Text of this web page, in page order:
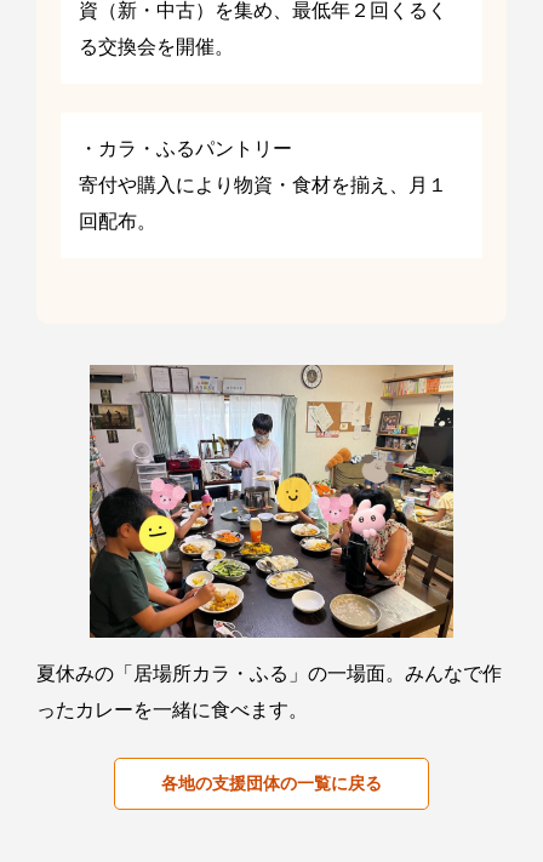
資（新・中古）を集め、最低年２回くるく
る交換会を開催。
・カラ・ふるパントリー
寄付や購入により物資・食材を揃え、月１
回配布。
夏休みの「居場所カラ・ふる」の一場面。みんなで作
ったカレーを一緒に食べます。
各地の支援団体の一覧に戻る